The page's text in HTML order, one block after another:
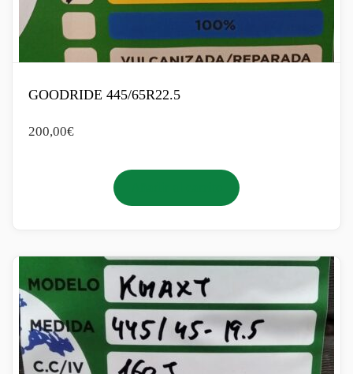
GOODRIDE 445/65R22.5
200,00€